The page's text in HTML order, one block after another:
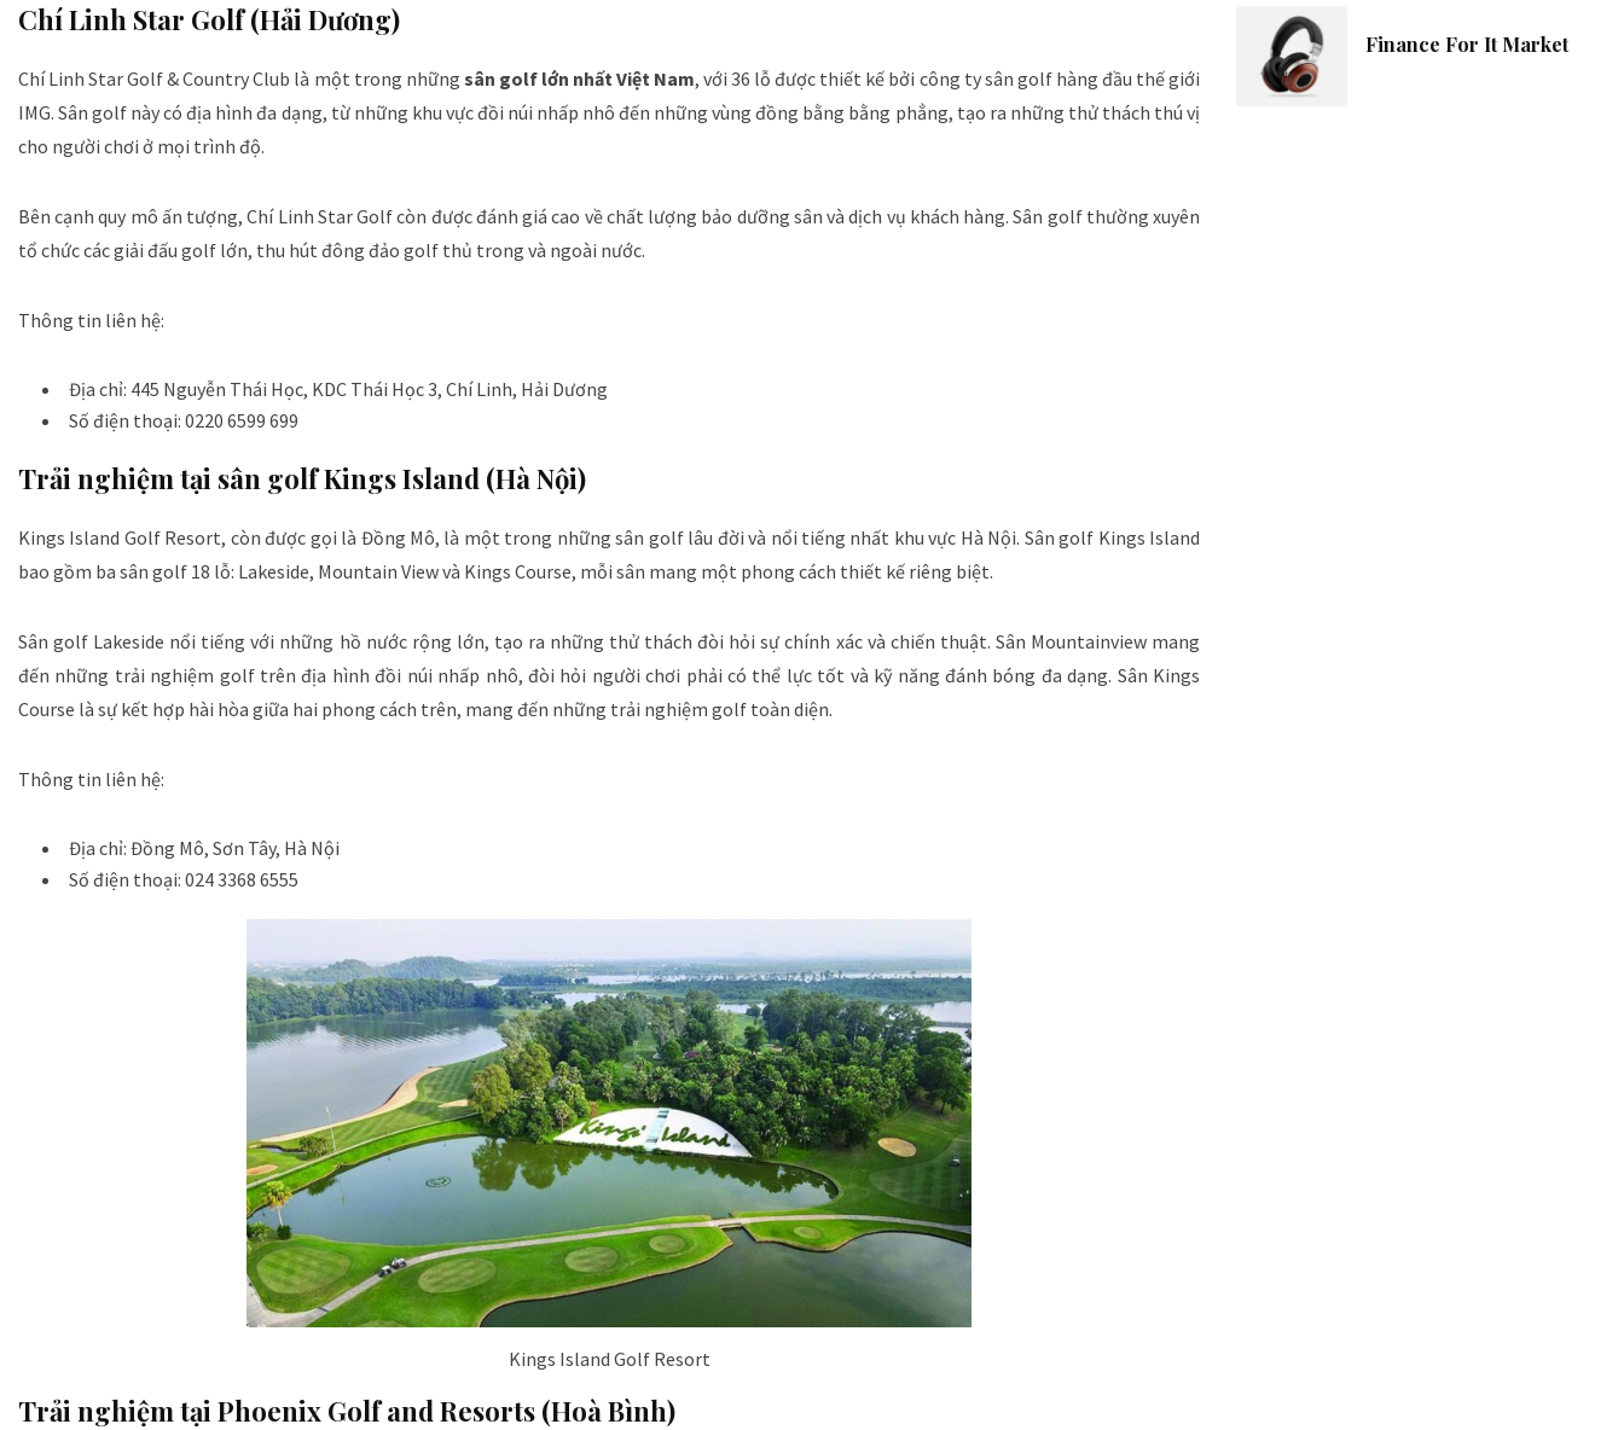
Chí Linh Star Golf (Hải Dương)
Chí Linh Star Golf & Country Club là một trong những sân golf lớn nhất Việt Nam, với 36 lỗ được thiết kế bởi công ty sân golf hàng đầu thế giới
IMG. Sân golf này có địa hình đa dạng, từ những khu vực đồi núi nhấp nhô đến những vùng đồng bằng bằng phẳng, tạo ra những thử thách thú vị
cho người chơi ở mọi trình độ.
Bên cạnh quy mô ấn tượng, Chí Linh Star Golf còn được đánh giá cao về chất lượng bảo dưỡng sân và dịch vụ khách hàng. Sân golf thường xuyên
tổ chức các giải đấu golf lớn, thu hút đông đảo golf thủ trong và ngoài nước.
Thông tin liên hệ:
Địa chỉ: 445 Nguyễn Thái Học, KDC Thái Học 3, Chí Linh, Hải Dương
Số điện thoại: 0220 6599 699
Trải nghiệm tại sân golf Kings Island (Hà Nội)
Kings Island Golf Resort, còn được gọi là Đồng Mô, là một trong những sân golf lâu đời và nổi tiếng nhất khu vực Hà Nội. Sân golf Kings Island
bao gồm ba sân golf 18 lỗ: Lakeside, Mountain View và Kings Course, mỗi sân mang một phong cách thiết kế riêng biệt.
Sân golf Lakeside nổi tiếng với những hồ nước rộng lớn, tạo ra những thử thách đòi hỏi sự chính xác và chiến thuật. Sân Mountainview mang
đến những trải nghiệm golf trên địa hình đồi núi nhấp nhô, đòi hỏi người chơi phải có thể lực tốt và kỹ năng đánh bóng đa dạng. Sân Kings
Course là sự kết hợp hài hòa giữa hai phong cách trên, mang đến những trải nghiệm golf toàn diện.
Thông tin liên hệ:
Địa chỉ: Đồng Mô, Sơn Tây, Hà Nội
Số điện thoại: 024 3368 6555
Kings Island Golf Resort
Trải nghiệm tại Phoenix Golf and Resorts (Hoà Bình)
Finance For It Market